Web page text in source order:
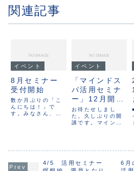
関連記事
イベント
8月セミナー
受付開始
数か月ぶりの「こ
んにちは！」で
す。みなさん、い
ても様々な情報に
接するわけです。
イベント
「マインドス
パ活用セミナ
ー」12月開
催！
お待たせしまし
た。久しぶりの開
講です。マインド
のワークショップ
12月の「マインド
スパ活用セミナ
4/5 活用セミナー
6月